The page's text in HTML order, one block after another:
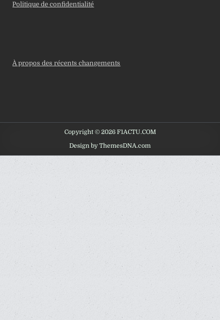
Politique de confidentialité
À propos des récents changements
Copyright © 2026 F1ACTU.COM
Design by ThemesDNA.com